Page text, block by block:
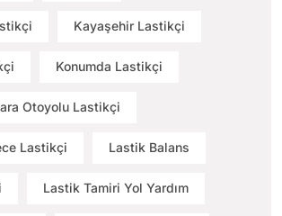
Kayaşehir Lastikçi
Konumda Lastikçi
Otoyolu Lastikçi
Lastikçi Lastik Balans
Lastik Tamiri Yol Yardım